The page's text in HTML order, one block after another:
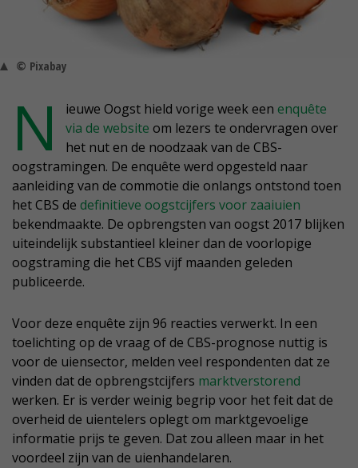
© Pixabay
N ieuwe Oogst hield vorige week een enquête
via de website om lezers te ondervragen over
het nut en de noodzaak van de CBS-
oogstramingen. De enquête werd opgesteld naar
aanleiding van de commotie die onlangs ontstond toen
het CBS de definitieve oogstcijfers voor zaaiuien
bekendmaakte. De opbrengsten van oogst 2017 blijken
uiteindelijk substantieel kleiner dan de voorlopige
oogstraming die het CBS vijf maanden geleden
publiceerde.
Voor deze enquête zijn 96 reacties verwerkt. In een
toelichting op de vraag of de CBS-prognose nuttig is
voor de uiensector, melden veel respondenten dat ze
vinden dat de opbrengstcijfers marktverstorend
werken. Er is verder weinig begrip voor het feit dat de
overheid de uientelers oplegt om marktgevoelige
informatie prijs te geven. Dat zou alleen maar in het
voordeel zijn van de uienhandelaren.